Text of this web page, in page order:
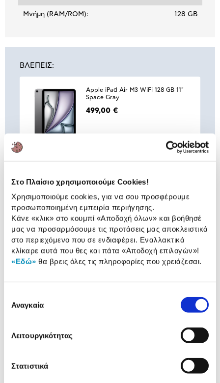
Στο Πλαίσιο χρησιμοποιούμε Cookies!
Χρησιμοποιούμε cookies, για να σου προσφέρουμε
προσωποποιημένη εμπειρία περιήγησης.
Κάνε «κλικ» στο κουμπί «Αποδοχή όλων» και βοήθησέ
μας να προσαρμόσουμε τις προτάσεις μας αποκλειστικά
στο περιεχόμενο που σε ενδιαφέρει. Εναλλακτικά
κλίκαρε αυτά που θες και πάτα «Αποδοχή επιλογών»!
«Εδώ» θα βρεις όλες τις πληροφορίες που χρειάζεσαι.
συγκατάθεσης
Αναγκαία
Λειτουργικότητας
Στατιστικά
Μνήμη (RAM/ROM): 128 GB
ΒΛΕΠΕΙΣ:
Apple iPad Air M3 WiFi 128 GB 11"
Space Gray
499,00 €
Συνδύασέτο με
89,00 €
Προσθήκη
Apple Pencil Pro
149,00 €
παρουσίαση